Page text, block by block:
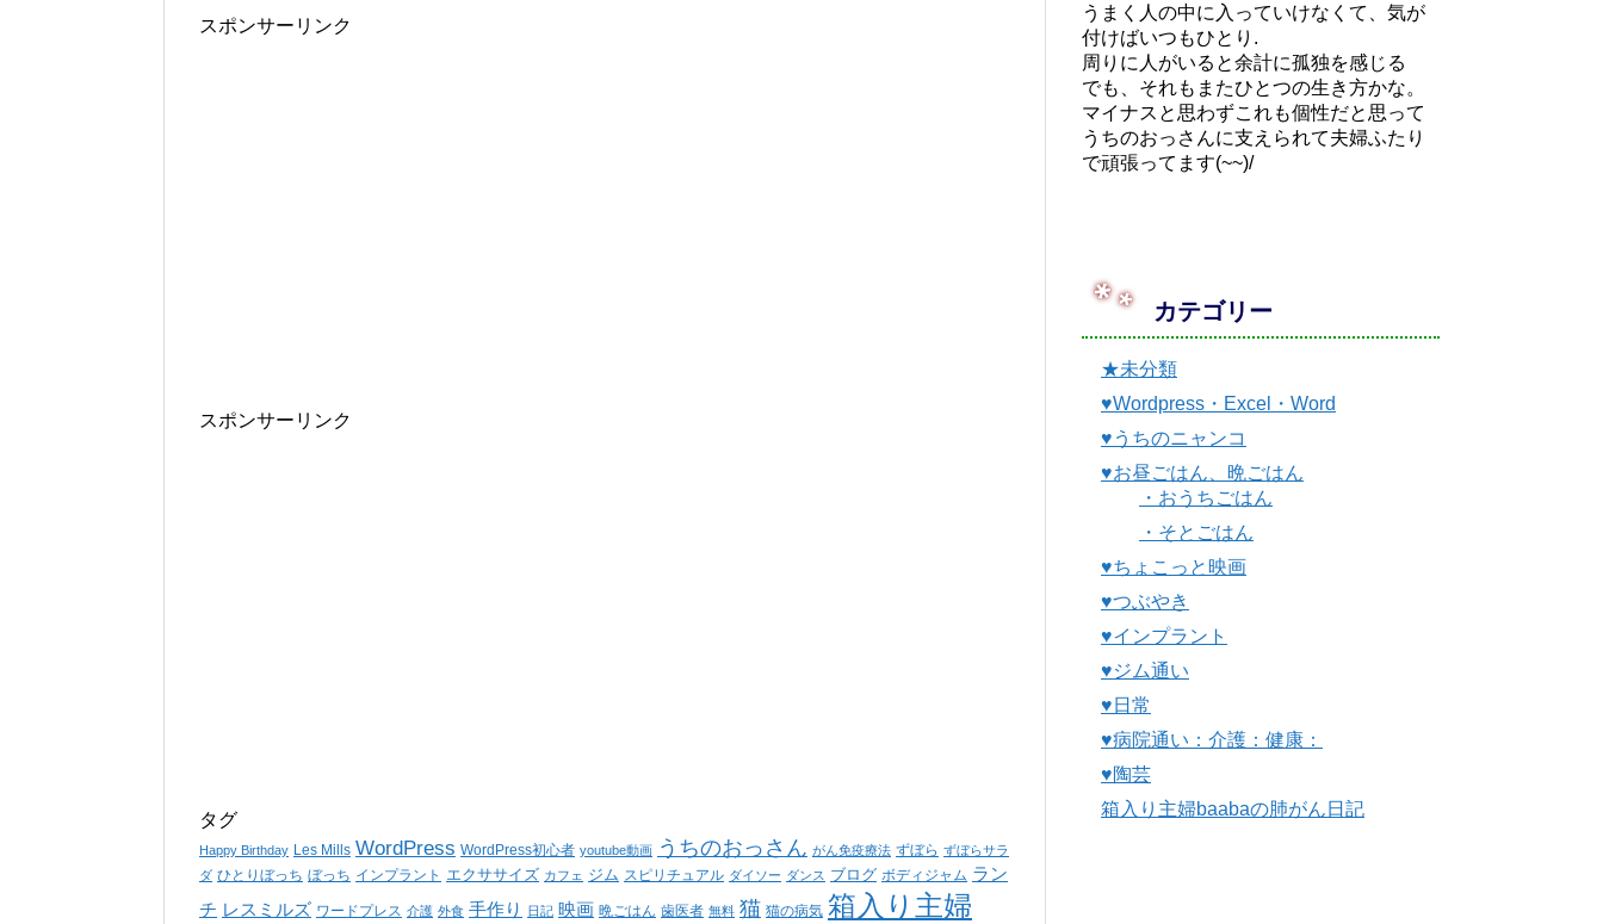
スポンサーリンク
スポンサーリンク
タグ
Happy Birthday Les Mills WordPress WordPress初心者 youtube動画 うちのおっさん がん免疫療法 ずぼら ずぼらサラ
ダ ひとりぼっち ぼっち インプラント エクササイズ カフェ ジム スピリチュアル ダイソー ダンス ブログ ボディジャム ラン
チ レスミルズ ワードプレス 介護 外食 手作り 日記 映画 晩ごはん 歯医者 無料 猫 猫の病気 箱入り主婦
うまく人の中に入っていけなくて、気が
付けばいつもひとり.
周りに人がいると余計に孤独を感じる
でも、それもまたひとつの生き方かな。
マイナスと思わずこれも個性だと思って
うちのおっさんに支えられて夫婦ふたり
で頑張ってます(~~)/
カテゴリー
★未分類
♥Wordpress・Excel・Word
♥うちのニャンコ
♥お昼ごはん、晩ごはん
・おうちごはん
・そとごはん
♥ちょこっと映画
♥つぶやき
♥インプラント
♥ジム通い
♥日常
♥病院通い：介護：健康：
♥陶芸
箱入り主婦baabaの肺がん日記